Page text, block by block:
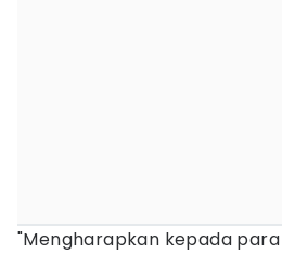
"Mengharapkan kepada